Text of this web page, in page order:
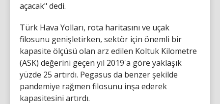
açacak" dedi.
Türk Hava Yolları, rota haritasını ve uçak
filosunu genişletirken, sektör için önemli bir
kapasite ölçüsü olan arz edilen Koltuk Kilometre
(ASK) değerini geçen yıl 2019'a göre yaklaşık
yüzde 25 artırdı. Pegasus da benzer şekilde
pandemiye rağmen filosunu inşa ederek
kapasitesini artırdı.